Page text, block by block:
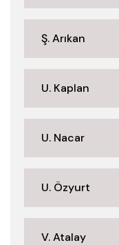
Ş. Arıkan
U. Kaplan
U. Nacar
U. Özyurt
V. Atalay